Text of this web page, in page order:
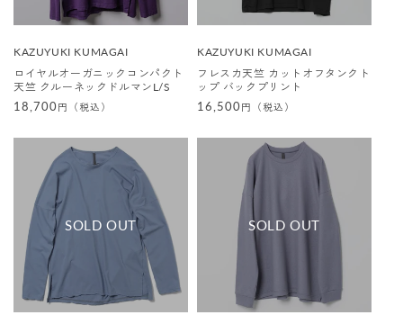
販
元
:
KAZUYUKI KUMAGAI
ロイヤルオーガニックコンパクト
天竺 クルーネックドルマンL/S
通
価
18,700円（税込）
販
元
KAZUYUKI KUMAGAI
フレスカ天竺 カットオフタンクト
ップ バックプリント
通
価
16,500円（税込）